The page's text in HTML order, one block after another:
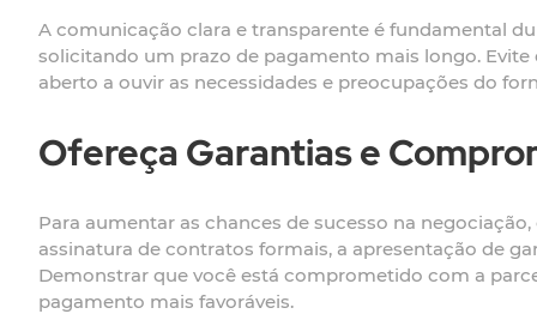
A comunicação clara e transparente é fundamental
solicitando um prazo de pagamento mais longo.
aberto a ouvir as necessidades e preocupações do
Ofereça Garantias e
Para aumentar as chances de sucesso na
assinatura de contratos formais, a apresentação de
Demonstrar que você está comprometido com a
pagamento mais favoráveis.